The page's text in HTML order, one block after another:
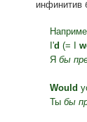
инфинитив
I'd (= I
Я бы
Would
Ты бы